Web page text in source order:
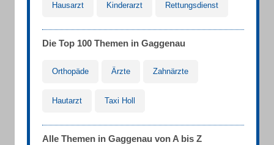
Hausarzt Kinderarzt Rettungsdienst
Die Top 100 Themen in Gaggenau
Orthopäde Ärzte Zahnärzte
Hautarzt Taxi Holl
Alle Themen in Gaggenau von A bis Z